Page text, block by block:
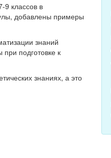
9 классов в
добавлены примеры
знаний
подготовке к
знаниях, а это